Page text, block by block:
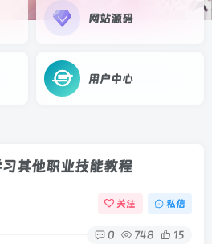
网站源码
用户中心
习其他职业技能教程
关注 私信
0 748 15